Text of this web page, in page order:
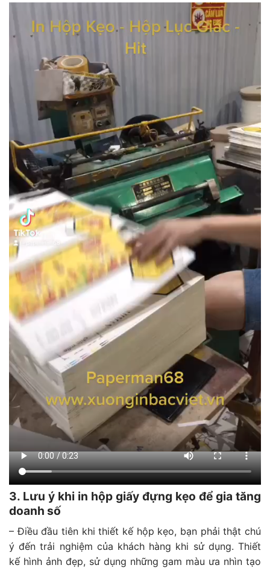
3. Lưu ý khi in hộp giấy đựng kẹo để gia tăng
doanh số
– Điều đầu tiên khi thiết kế hộp kẹo, bạn phải thật chú
ý đến trải nghiệm của khách hàng khi sử dụng. Thiết
kế hình ảnh đẹp, sử dụng những gam màu ưa nhìn tạo